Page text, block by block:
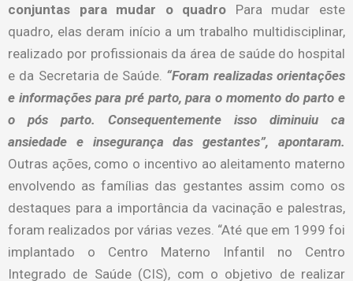
conjuntas para mudar o quadro Para mudar este
quadro, elas deram início a um trabalho multidisciplinar,
realizado por profissionais da área de saúde do hospital
e da Secretaria de Saúde. “Foram realizadas orientações
e informações para pré parto, para o momento do parto e
o pós parto. Consequentemente isso diminuiu ca
ansiedade e insegurança das gestantes”, apontaram.
Outras ações, como o incentivo ao aleitamento materno
envolvendo as famílias das gestantes assim como os
destaques para a importância da vacinação e palestras,
foram realizados por várias vezes. “Até que em 1999 foi
implantado o Centro Materno Infantil no Centro
Integrado de Saúde (CIS), com o objetivo de realizar